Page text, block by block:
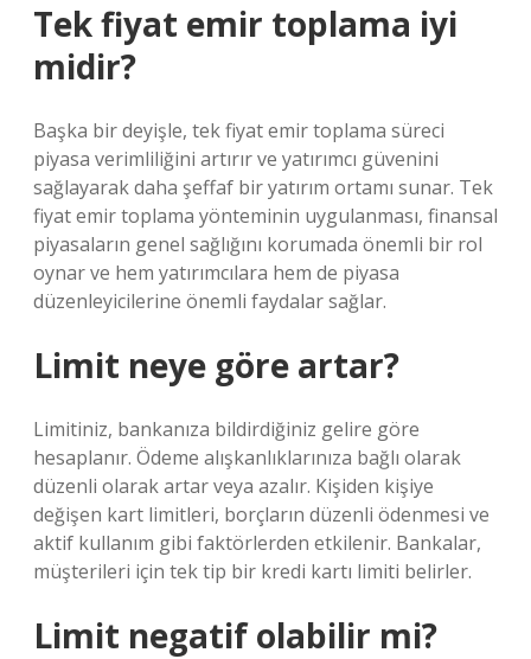
Tek fiyat emir toplama iyi
midir?
Başka bir deyişle, tek fiyat emir toplama süreci
piyasa verimliliğini artırır ve yatırımcı güvenini
sağlayarak daha şeffaf bir yatırım ortamı sunar. Tek
fiyat emir toplama yönteminin uygulanması, finansal
piyasaların genel sağlığını korumada önemli bir rol
oynar ve hem yatırımcılara hem de piyasa
düzenleyicilerine önemli faydalar sağlar.
Limit neye göre artar?
Limitiniz, bankanıza bildirdiğiniz gelire göre
hesaplanır. Ödeme alışkanlıklarınıza bağlı olarak
düzenli olarak artar veya azalır. Kişiden kişiye
değişen kart limitleri, borçların düzenli ödenmesi ve
aktif kullanım gibi faktörlerden etkilenir. Bankalar,
müşterileri için tek tip bir kredi kartı limiti belirler.
Limit negatif olabilir mi?